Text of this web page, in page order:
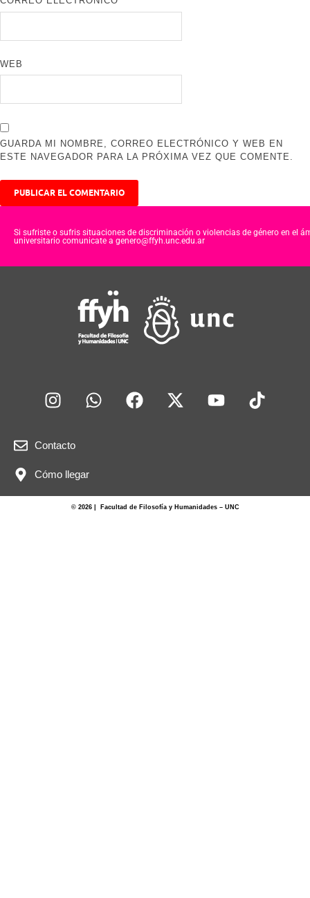
WEB
GUARDA MI NOMBRE, CORREO ELECTRÓNICO Y WEB EN
ESTE NAVEGADOR PARA LA PRÓXIMA VEZ QUE COMENTE.
Si sufriste o sufris situaciones de discriminación o violencias de género en el
universitario comunicate a genero@ffyh.unc.edu.ar
Contacto
Cómo llegar
© 2026 | Facultad de Filosofía y Humanidades – UNC